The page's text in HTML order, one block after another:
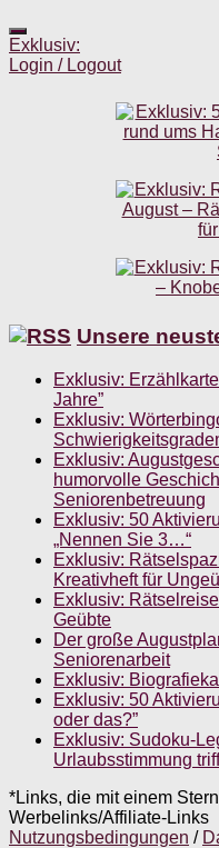
Exklusiv:
Login / Logout
Unsere
Exklusiv:
Jahre”
Exklusiv:
Exklusiv:
humorvolle
Seniorenbetreuung
Exklusiv: 50
„Nennen Sie 3…“
Exklusiv:
Kreativheft für
Exklusiv:
Geübte
Der große
Seniorenarbeit
Exklusiv:
Exklusiv: 50
oder das?”
Exklusiv: Sudoku-
Urlaubsstimmung
*Links, die mit einem
Werbelinks/Affiliate-Links
Nutzungsbedingungen /